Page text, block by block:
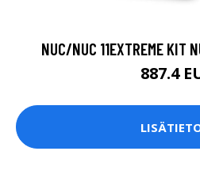
NUC/NUC 11EXTREME KIT
887.4